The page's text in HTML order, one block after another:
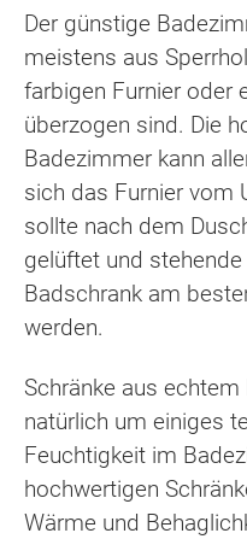
Der günstige
meistens aus
farbigen Furnier oder
überzogen sind. Die
Badezimmer kann
sich das Furnier vom
sollte nach dem
gelüftet und
Badschrank am
werden.
Schränke aus
natürlich um einiges
Feuchtigkeit im
hochwertigen
Wärme und